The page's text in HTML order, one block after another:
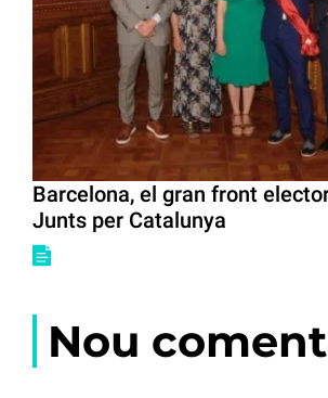
Barcelona, el gran front
Junts per Catalunya
Nou